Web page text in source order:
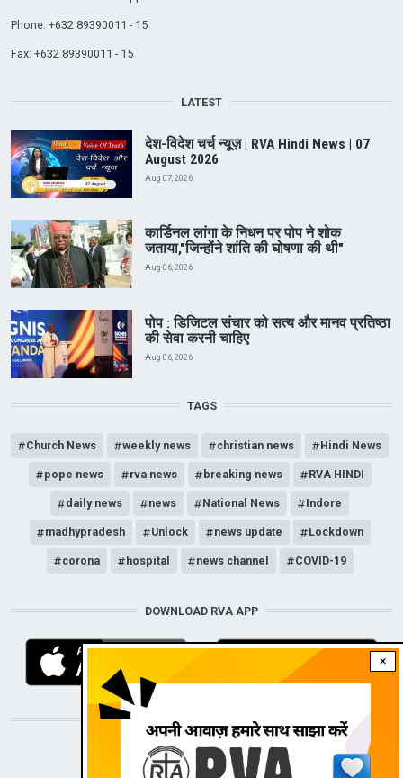
×
Phone: +632 89390011 - 15
Fax: +632 89390011 - 15
LATEST
देश-विदेश चर्च न्यूज़ | RVA Hindi News | 07
August 2026
Aug 07, 2026
कार्डिनल लांगा के निधन पर पोप ने शोक
जताया,"जिन्होंने शांति की घोषणा की थी"
Aug 06, 2026
पोप : डिजिटल संचार को सत्य और मानव प्रतिष्ठा
की सेवा करनी चाहिए
Aug 06, 2026
TAGS
Church News weekly news christian news Hindi News
pope news rva news breaking news RVA HINDI
daily news news National News Indore
madhypradesh Unlock news update Lockdown
corona hospital news channel COVID-19
DOWNLOAD RVA APP
STAY CONNECTED WITH US!